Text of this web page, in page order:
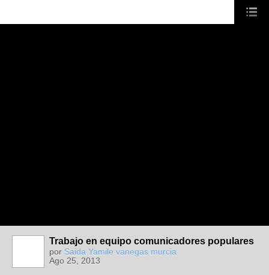
Trabajo en equipo comunicadores populares
por Saida Yamile vanegas murcia
Ago 25, 2013